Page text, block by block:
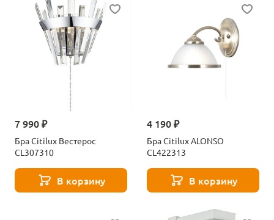
7 990 ₽
Бра Citilux Вестерос
CL307310
В корзину
4 190 ₽
Бра Citilux ALONSO
CL422313
В корзину